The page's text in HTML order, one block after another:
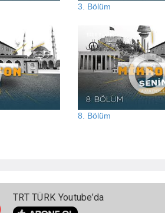
3. Bölüm
8. Bölüm
TRT TÜRK Youtube’da